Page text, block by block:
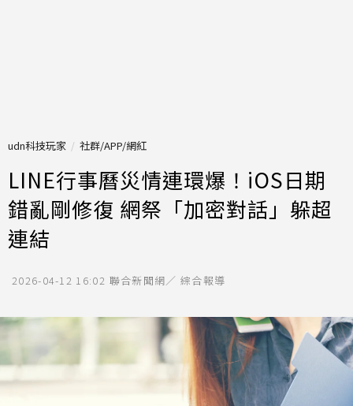
udn科技玩家 社群/APP/網紅
LINE行事曆災情連環爆！iOS日期
錯亂剛修復 網祭「加密對話」躲超
連結
2026-04-12 16:02 聯合新聞網／ 綜合報導